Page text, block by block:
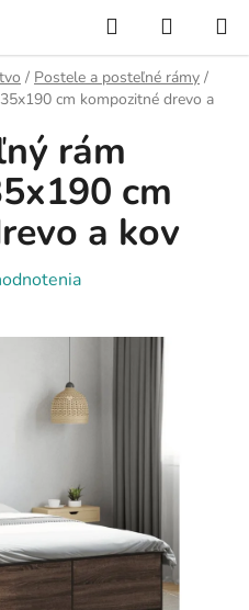
Hľadať
KOŠÍK
/ Postele a posteľné rámy /
cm kompozitné drevo a
rám
cm
a kov